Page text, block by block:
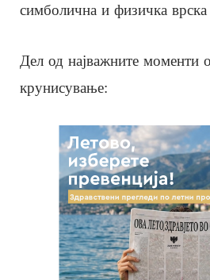
симболична и физичка
Дел од најважните моменти
крунисување: